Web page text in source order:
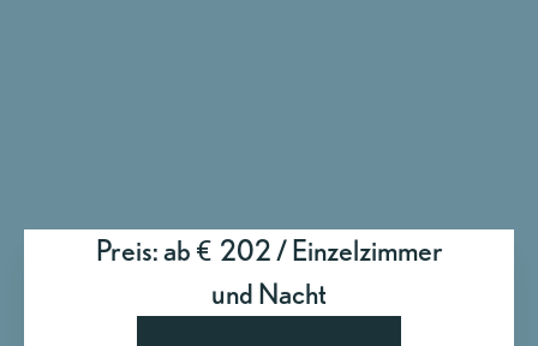
Preis: ab € 202 / Einzelzimmer
und Nacht